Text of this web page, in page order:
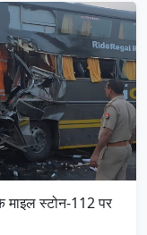
माइल स्टोन-112 पर